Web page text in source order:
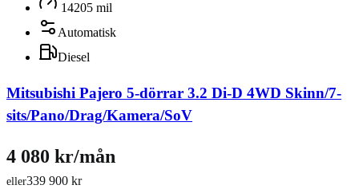
14205 mil
Automatisk
Diesel
Mitsubishi Pajero 5-dörrar 3.2 Di-D 4WD Skinn/7-
sits/Pano/Drag/Kamera/SoV
339 900 kr
eller
4 080 kr/mån